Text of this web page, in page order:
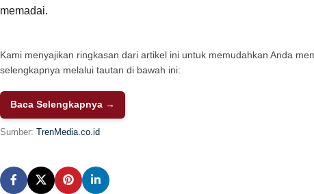
memadai.
Kami menyajikan ringkasan dari artikel ini untuk memudahkan Anda
selengkapnya melalui tautan di bawah ini:
Baca Selengkapnya →
Sumber: TrenMedia.co.id